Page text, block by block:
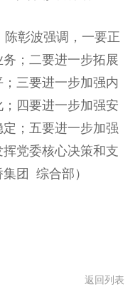
彰波强调，一要正
；二要进一步拓展
三要进一步加强内
四要进一步加强安
；五要进一步加强
党委核心决策和支
团 综合部）
返回列表